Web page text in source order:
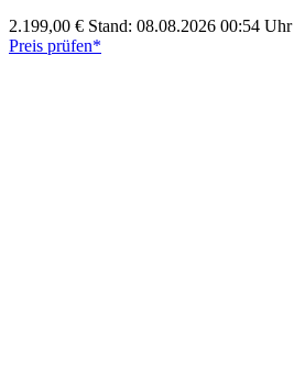
2.199,00 € Stand: 08.08.2026 00:54 Uhr
Preis prüfen*